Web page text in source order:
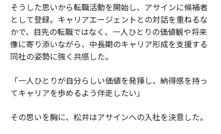
そうした思いから転職活動を開始し、アサインに候補者
として登録。キャリアエージェントとの対話を重ねるな
かで、目先の転職ではなく、一人ひとりの価値観や将来
像に寄り添いながら、中長期のキャリア形成を支援する
同社の姿勢に強く共感した。
「一人ひとりが自分らしい価値を発揮し、納得感を持っ
てキャリアを歩めるよう伴走したい」
その思いを胸に、松井はアサインへの入社を決意した。